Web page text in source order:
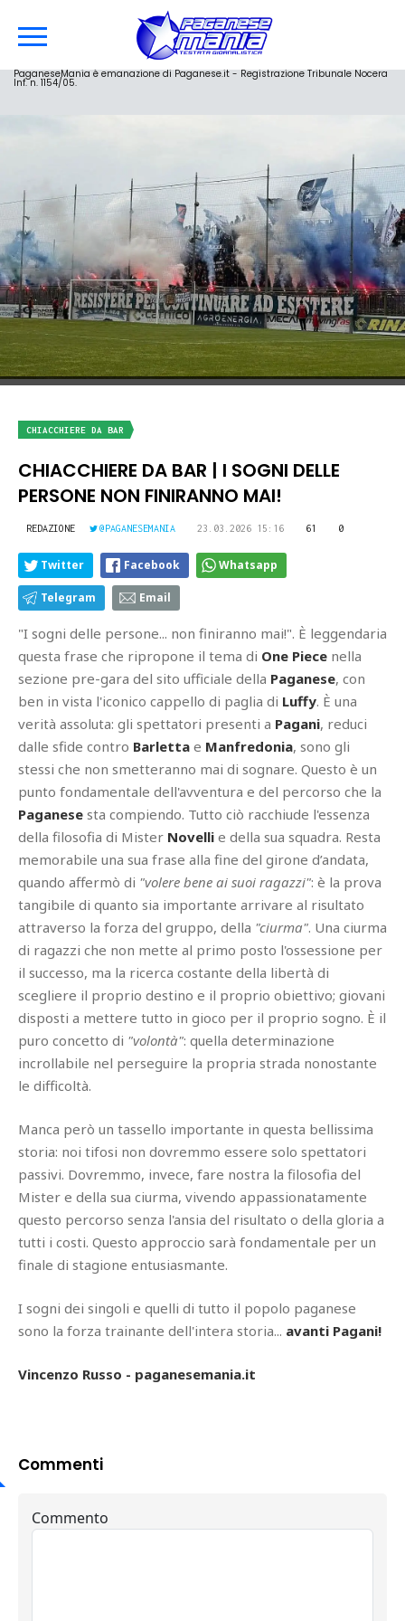
PaganeseMania è emanazione di Paganese.it - Registrazione Tribunale Nocera
Inf. n. 1154/05.
CHIACCHIERE DA BAR
CHIACCHIERE DA BAR | I SOGNI DELLE
PERSONE NON FINIRANNO MAI!
REDAZIONE @PAGANESEMANIA 23.03.2026 15:16 61 0
Twitter Facebook Whatsapp
Telegram Email
"I sogni delle persone... non finiranno mai!". È leggendaria
questa frase che ripropone il tema di One Piece nella
sezione pre-gara del sito ufficiale della Paganese, con
ben in vista l'iconico cappello di paglia di Luffy. È una
verità assoluta: gli spettatori presenti a Pagani, reduci
dalle sfide contro Barletta e Manfredonia, sono gli
stessi che non smetteranno mai di sognare. Questo è un
punto fondamentale dell'avventura e del percorso che la
Paganese sta compiendo. Tutto ciò racchiude l'essenza
della filosofia di Mister Novelli e della sua squadra. Resta
memorabile una sua frase alla fine del girone d’andata,
quando affermò di "volere bene ai suoi ragazzi": è la prova
tangibile di quanto sia importante arrivare al risultato
attraverso la forza del gruppo, della "ciurma". Una ciurma
di ragazzi che non mette al primo posto l'ossessione per
il successo, ma la ricerca costante della libertà di
scegliere il proprio destino e il proprio obiettivo; giovani
disposti a mettere tutto in gioco per il proprio sogno. È il
puro concetto di "volontà": quella determinazione
incrollabile nel perseguire la propria strada nonostante
le difficoltà.
Manca però un tassello importante in questa bellissima
storia: noi tifosi non dovremmo essere solo spettatori
passivi. Dovremmo, invece, fare nostra la filosofia del
Mister e della sua ciurma, vivendo appassionatamente
questo percorso senza l'ansia del risultato o della gloria a
tutti i costi. Questo approccio sarà fondamentale per un
finale di stagione entusiasmante.
I sogni dei singoli e quelli di tutto il popolo paganese
sono la forza trainante dell'intera storia... avanti Pagani!
Vincenzo Russo - paganesemania.it
Commenti